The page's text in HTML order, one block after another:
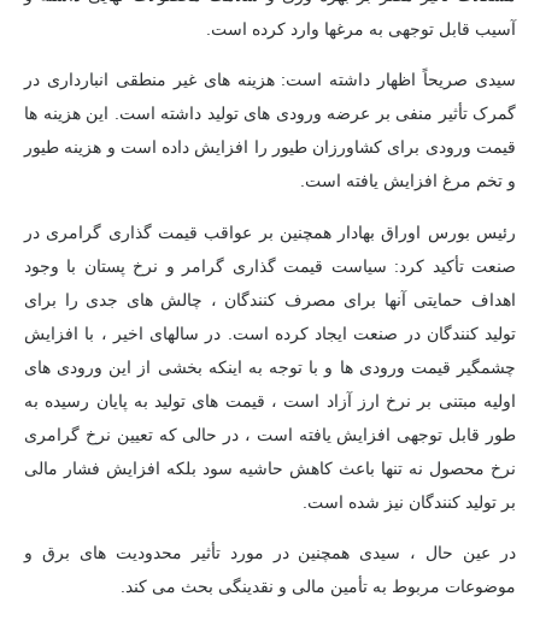
آسیب قابل توجهی به مرغها وارد کرده است.
سیدی صریحاً اظهار داشته است: هزینه های غیر منطقی انبارداری در
گمرک تأثیر منفی بر عرضه ورودی های تولید داشته است. این هزینه ها
قیمت ورودی برای کشاورزان طیور را افزایش داده است و هزینه طیور
و تخم مرغ افزایش یافته است.
رئیس بورس اوراق بهادار همچنین بر عواقب قیمت گذاری گرامری در
صنعت تأکید کرد: سیاست قیمت گذاری گرامر و نرخ پستان با وجود
اهداف حمایتی آنها برای مصرف کنندگان ، چالش های جدی را برای
تولید کنندگان در صنعت ایجاد کرده است. در سالهای اخیر ، با افزایش
چشمگیر قیمت ورودی ها و با توجه به اینکه بخشی از این ورودی های
اولیه مبتنی بر نرخ ارز آزاد است ، قیمت های تولید به پایان رسیده به
طور قابل توجهی افزایش یافته است ، در حالی که تعیین نرخ گرامری
نرخ محصول نه تنها باعث کاهش حاشیه سود بلکه افزایش فشار مالی
بر تولید کنندگان نیز شده است.
در عین حال ، سیدی همچنین در مورد تأثیر محدودیت های برق و
موضوعات مربوط به تأمین مالی و نقدینگی بحث می کند.